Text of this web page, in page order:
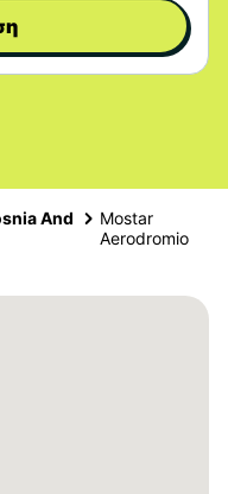
And
Mostar
Aerodromio